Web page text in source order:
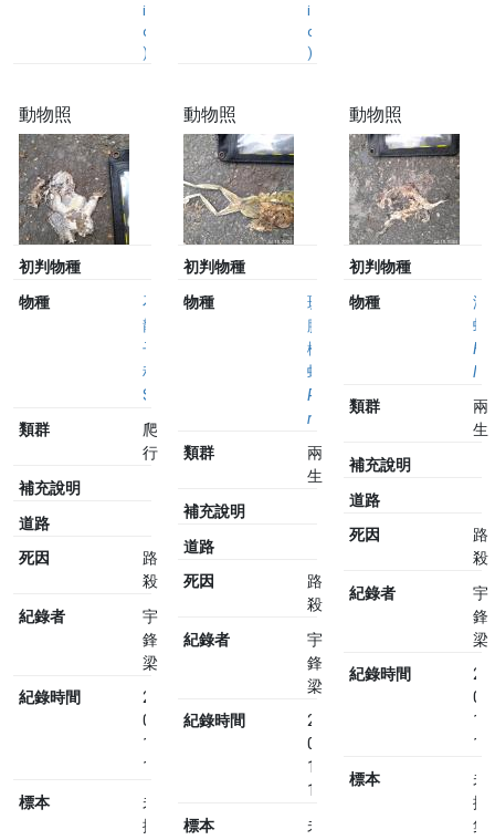
i
d
)
i
d
)
動物照
初判物種
物種
石
龍
子
科
Scincidae
類群
爬
行
補充說明
道路
死因
路
殺
紀錄者
宇
鋒
梁
紀錄時間
2023-
07-
10
14:07
標本
未
採
動物照
初判物種
物種
斑
腿
樹
蛙
Polypedates
megacephalus
類群
兩
生
補充說明
道路
死因
路
殺
紀錄者
宇
鋒
梁
紀錄時間
2023-
07-
10
14:07
標本
未
動物照
初判物種
物種
澤
蛙
類群
兩
生
補充說明
道路
死因
路
殺
紀錄者
宇
鋒
梁
紀錄時間
07-
10
標本
未
採
集